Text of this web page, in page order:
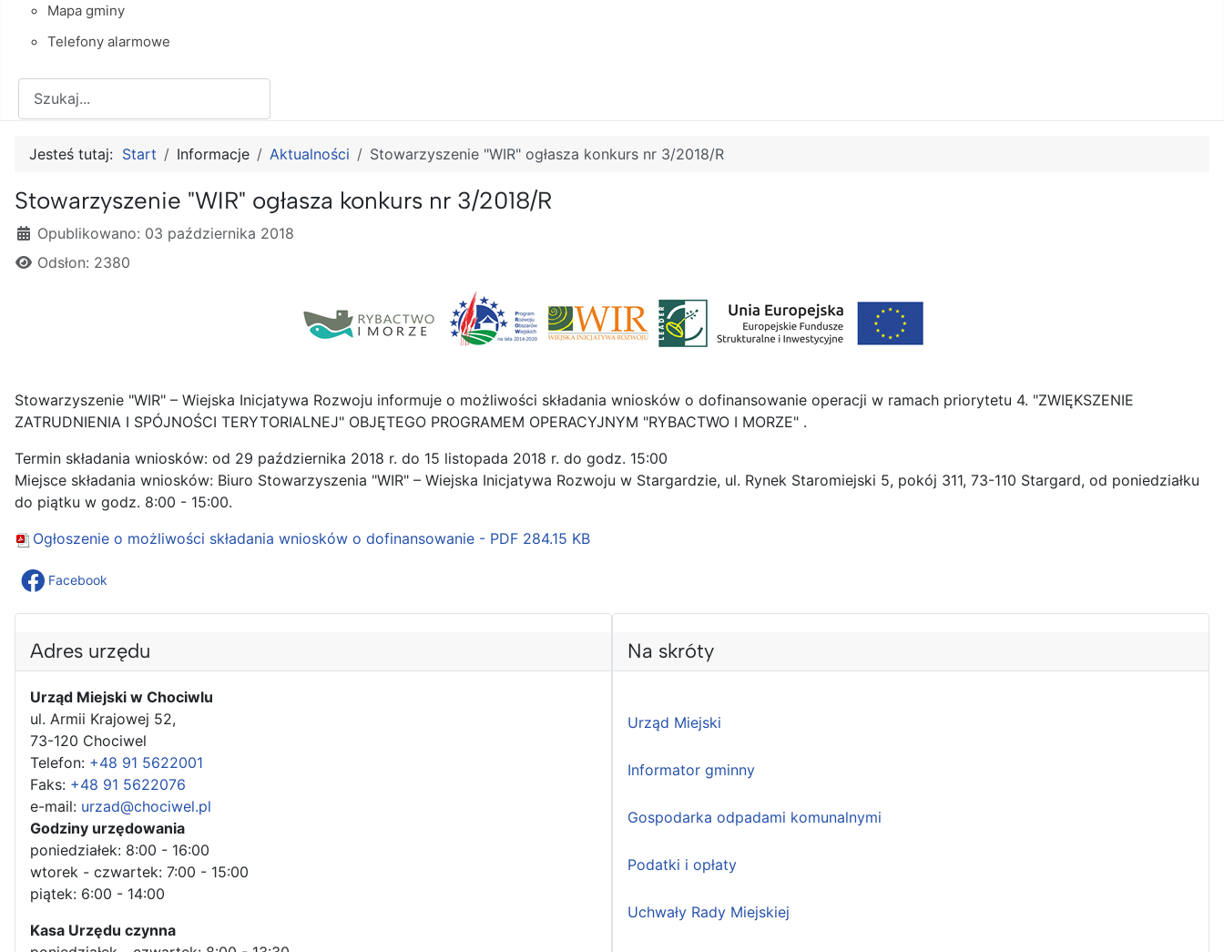
Mapa gminy
Telefony alarmowe
Jesteś tutaj: Start Informacje Aktualności Stowarzyszenie "WIR" ogłasza konkurs nr 3/2018/R
Stowarzyszenie "WIR" ogłasza konkurs nr 3/2018/R
Szczegóły
Opublikowano: 03 października 2018
Odsłon: 2380
Stowarzyszenie "WIR" – Wiejska Inicjatywa Rozwoju informuje o możliwości składania wniosków o dofinansowanie operacji w ramach priorytetu 4. "ZWIĘKSZENIE
ZATRUDNIENIA I SPÓJNOŚCI TERYTORIALNEJ" OBJĘTEGO PROGRAMEM OPERACYJNYM "RYBACTWO I MORZE" .
Termin składania wniosków: od 29 października 2018 r. do 15 listopada 2018 r. do godz. 15:00
Miejsce składania wniosków: Biuro Stowarzyszenia "WIR" – Wiejska Inicjatywa Rozwoju w Stargardzie, ul. Rynek Staromiejski 5, pokój 311, 73-110 Stargard, od poniedziałku
do piątku w godz. 8:00 - 15:00.
Ogłoszenie o możliwości składania wniosków o dofinansowanie - PDF 284.15 KB
Facebook
Adres urzędu
Urząd Miejski w Chociwlu
ul. Armii Krajowej 52,
73-120 Chociwel
Telefon: +48 91 5622001
Faks: +48 91 5622076
e-mail: urzad@chociwel.pl
Godziny urzędowania
poniedziałek: 8:00 - 16:00
wtorek - czwartek: 7:00 - 15:00
piątek: 6:00 - 14:00
Kasa Urzędu czynna
Na skróty
Urząd Miejski
Informator gminny
Gospodarka odpadami komunalnymi
Podatki i opłaty
Uchwały Rady Miejskiej